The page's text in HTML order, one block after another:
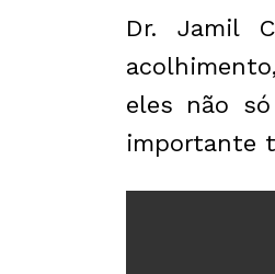
Dr. Jamil
eles não
importante